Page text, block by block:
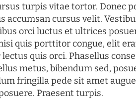
turpis vitae tortor. Donec
accumsan cursus velit.
orci luctus et ultrices
quis porttitor congue, elit
quis orci. Phasellus
metus, bibendum sed,
fringilla pede sit amet
Praesent turpis.